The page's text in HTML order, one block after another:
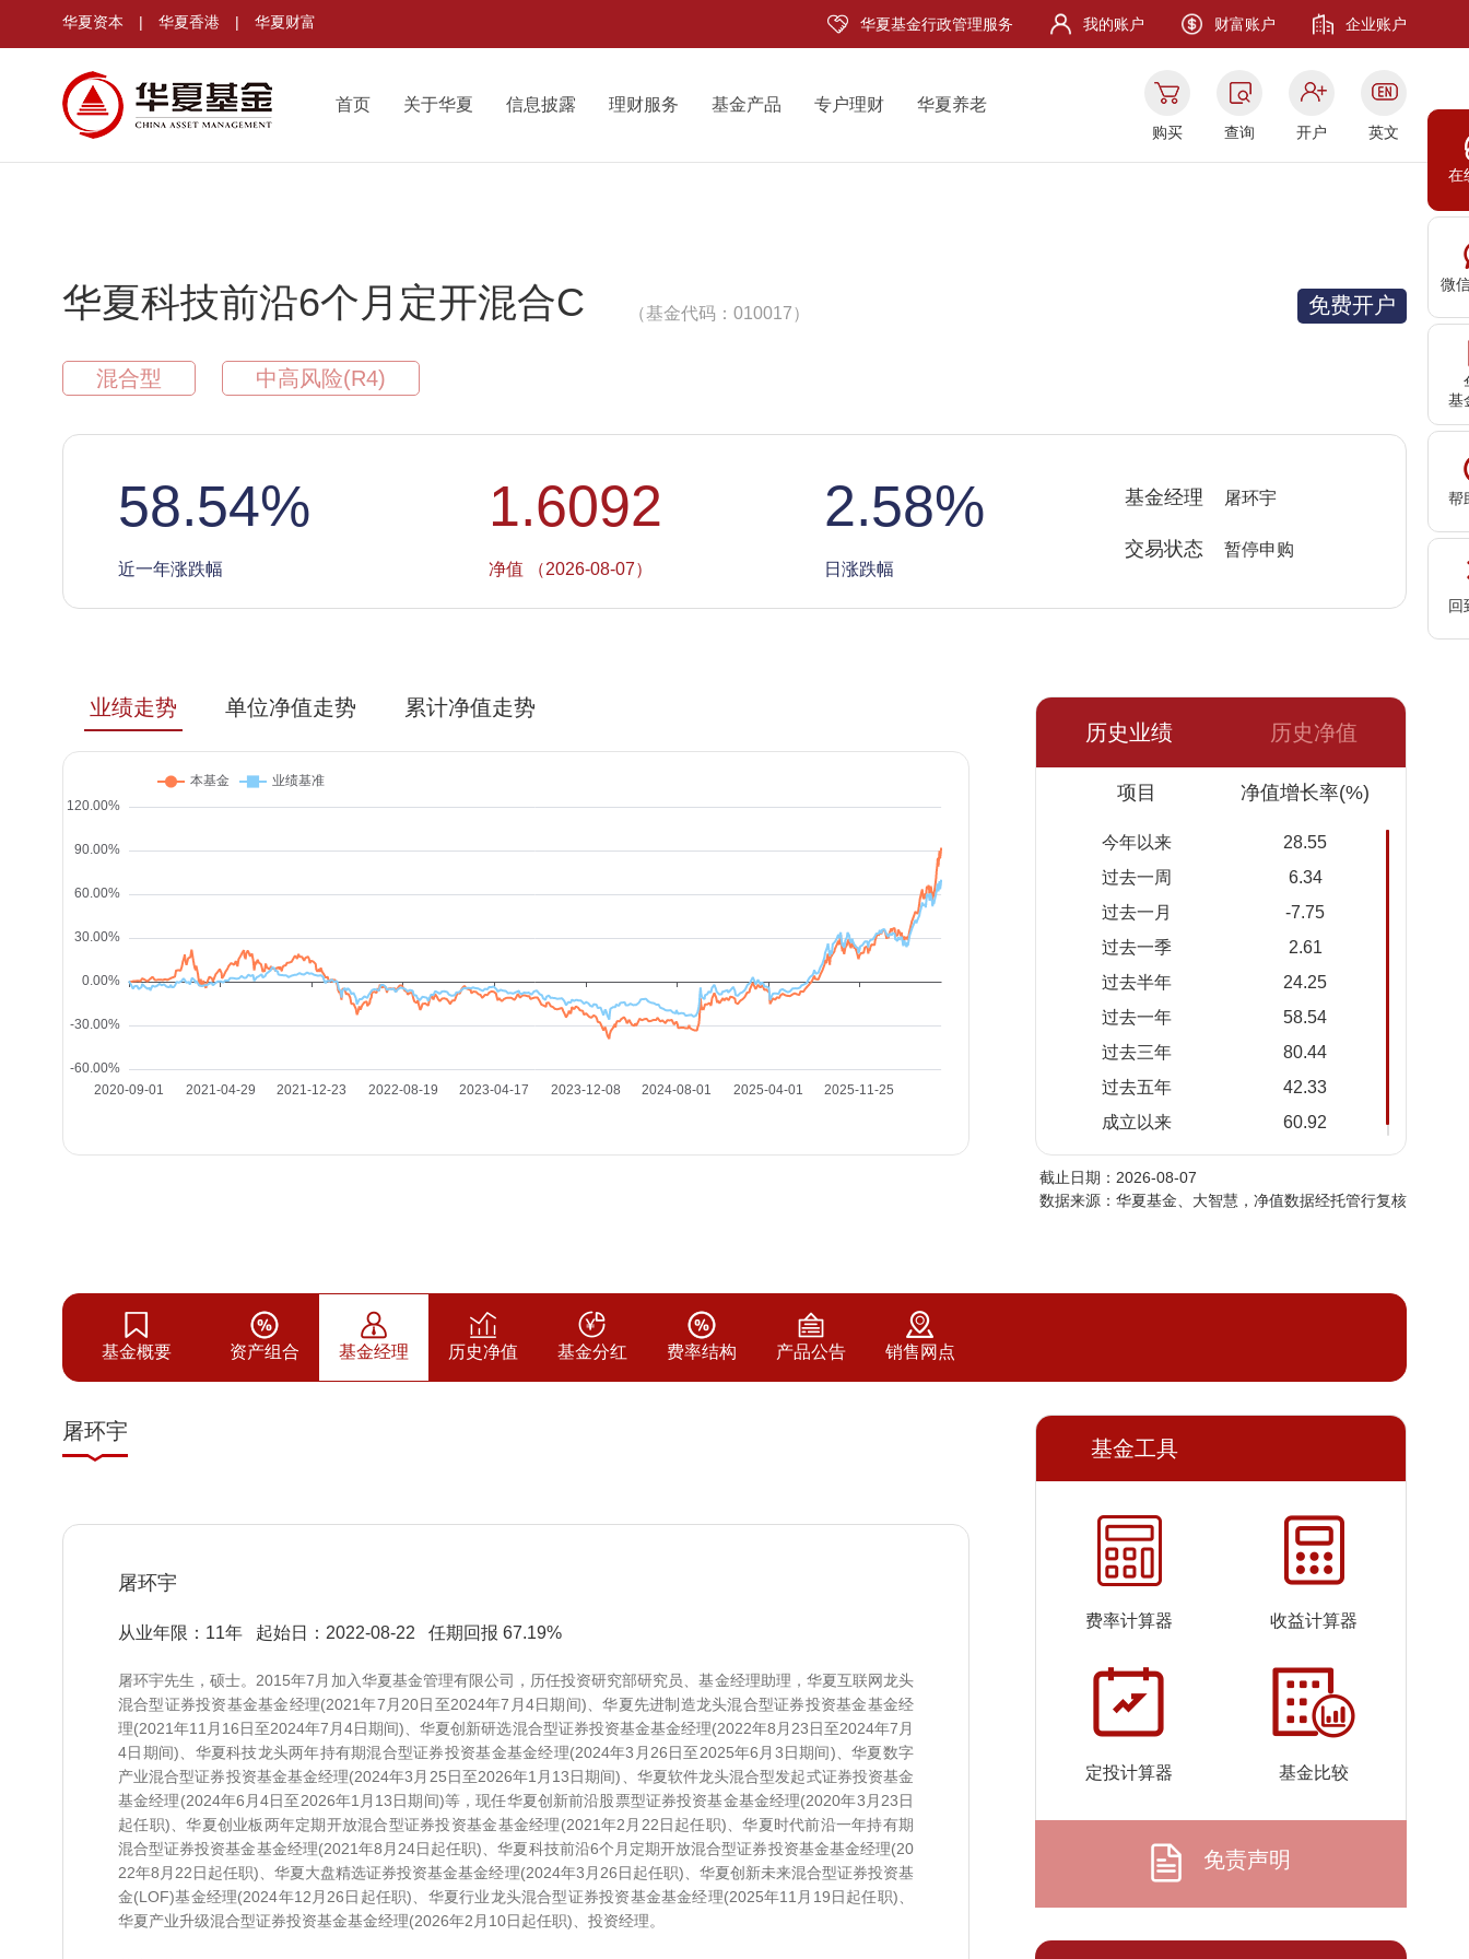
在
微
基
帮
回
华夏资本 | 华夏香港 | 华夏财富 华夏基金行政管理服务 我的账户 财富账户 企业账户
首页 关于华夏 信息披露 理财服务 基金产品 专户理财 华夏养老
购买 查询 开户 英文
华夏科技前沿6个月定开混合C （基金代码：010017）
混合型 中高风险(R4)
免费开户
58.54%
近一年涨跌幅
1.6092
净值 （2026-08-07）
2.58%
日涨跌幅
基金经理 屠环宇
交易状态 暂停申购
业绩走势 单位净值走势
累计净值走势
历史业绩
历史净值
项目 净值增长率(%)
今年以来
28.55
过去一周
6.34
过去一月
-7.75
过去一季
2.61
过去半年
24.25
过去一年
58.54
过去三年
80.44
过去五年
42.33
成立以来
60.92
净值
累计净
2026-
1.6092
08-06
2026-
08-05
1.5703
2026-
08-04
1.5233
2026-
1.4739
2026-
07-31
1.5132 1.5132
07-28
07-27
2026-
1.5799 1.5799
2026-
07-23
1.6021
07-22
2026-
1.6238
2026-
1.5248
07-17
1.6290 1.6290
2026-
07-15
1.6901 1.6901
截止日期：2026-08-07
数据来源：华夏基金、大智慧，净值数据经托管行复核
基金概要 资产组合 基金经理 历史净值 基金分红 费率结构 产品公告 销售网点
屠环宇
屠环宇
从业年限：11年 起始日：2022-08-22 任期回报 67.19%
屠环宇先生，硕士。2015年7月加入华夏基金管理有限公司，历任投资研究部研究员、基金经理助理，华夏互联网龙头
混合型证券投资基金基金经理(2021年7月20日至2024年7月4日期间)、华夏先进制造龙头混合型证券投资基金基金经
理(2021年11月16日至2024年7月4日期间)、华夏创新研选混合型证券投资基金基金经理(2022年8月23日至2024年7月
4日期间)、华夏科技龙头两年持有期混合型证券投资基金基金经理(2024年3月26日至2025年6月3日期间)、华夏数字
产业混合型证券投资基金基金经理(2024年3月25日至2026年1月13日期间)、华夏软件龙头混合型发起式证券投资基金
基金经理(2024年6月4日至2026年1月13日期间)等，现任华夏创新前沿股票型证券投资基金基金经理(2020年3月23日
起任职)、华夏创业板两年定期开放混合型证券投资基金基金经理(2021年2月22日起任职)、华夏时代前沿一年持有期
混合型证券投资基金基金经理(2021年8月24日起任职)、华夏科技前沿6个月定期开放混合型证券投资基金基金经理(20
22年8月22日起任职)、华夏大盘精选证券投资基金基金经理(2024年3月26日起任职)、华夏创新未来混合型证券投资基
金(LOF)基金经理(2024年12月26日起任职)、华夏行业龙头混合型证券投资基金基金经理(2025年11月19日起任职)、
华夏产业升级混合型证券投资基金基金经理(2026年2月10日起任职)、投资经理。
基金工具
费率计算器 收益计算器
定投计算器 基金比较
免责声明